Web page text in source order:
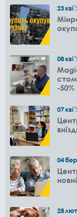
23кві
08кві
-50%
07кві
04бер
28лют